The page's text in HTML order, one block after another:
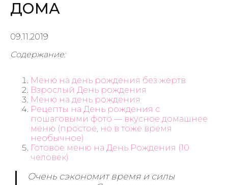
ДОМА
09.11.2019
Содержание:
Меню на день рождения без жертв
Взрослый День рождения
Меню на день рождения
Рецепты на День рождения с
пошаговыми фото — вкусное домашнее
меню (простое, но в тоже время
необычное)
Готовое меню на День Рождения (10
человек)
Очень сэкономит время и силы